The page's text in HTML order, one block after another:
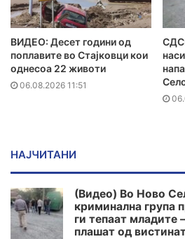
ВИДЕО: Десет години од
поплавите во Стајковци кои
однесоа 22 животи
06.08.2026 11:51
НАЈЧИТАНИ
(Видео) Во Ново
криминална група
ги тепаат младите
плашат од